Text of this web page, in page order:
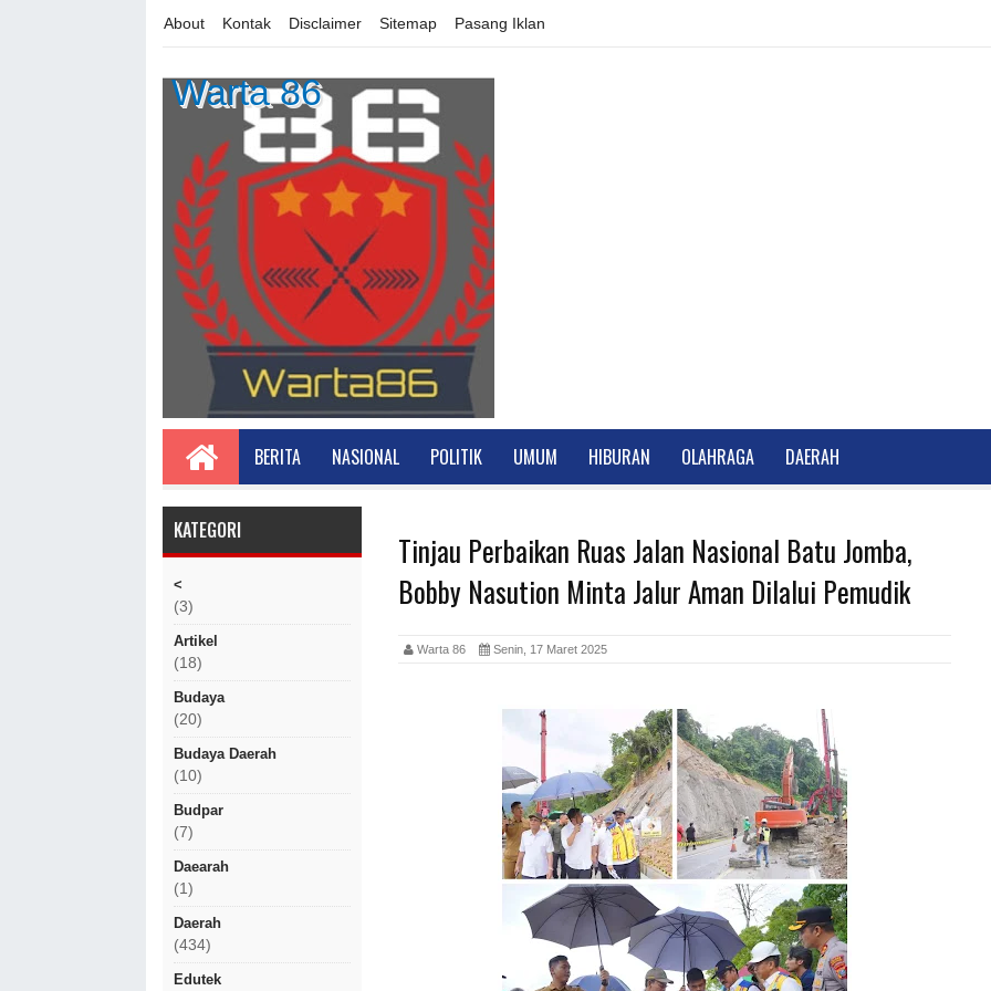
About Kontak Disclaimer Sitemap Pasang Iklan
Warta 86
BERITA NASIONAL POLITIK UMUM HIBURAN OLAHRAGA DAERAH
KATEGORI
<
(3)
Artikel
(18)
Budaya
(20)
Budaya Daerah
(10)
Budpar
(7)
Daearah
(1)
Daerah
(434)
Edutek
Tinjau Perbaikan Ruas Jalan Nasional Batu Jomba,
Bobby Nasution Minta Jalur Aman Dilalui Pemudik
Warta 86 Senin, 17 Maret 2025